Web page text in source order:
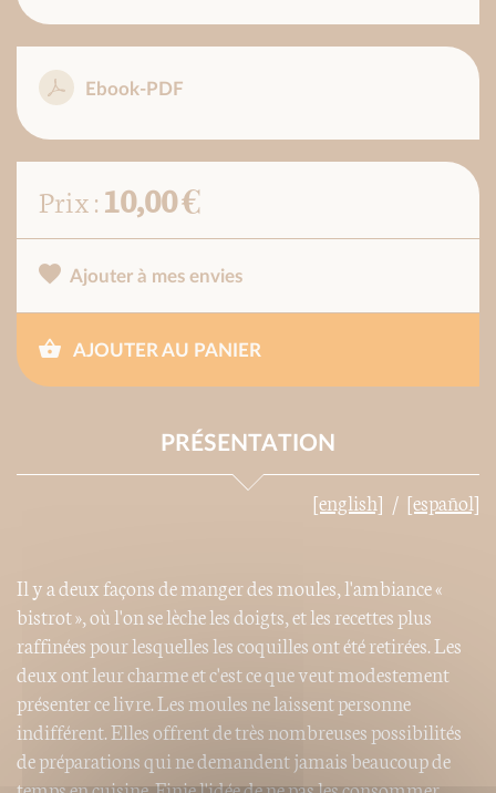
Ebook-PDF
Prix :10,00 €
Ajouter à mes envies
AJOUTER AU PANIER
PRÉSENTATION
[english] [español]
Il y a deux façons de manger des moules, l'ambiance «
bistrot », où l'on se lèche les doigts, et les recettes plus
raffinées pour lesquelles les coquilles ont été retirées. Les
deux ont leur charme et c'est ce que veut modestement
présenter ce livre. Les moules ne laissent personne
indifférent. Elles offrent de très nombreuses possibilités
de préparations qui ne demandent jamais beaucoup de